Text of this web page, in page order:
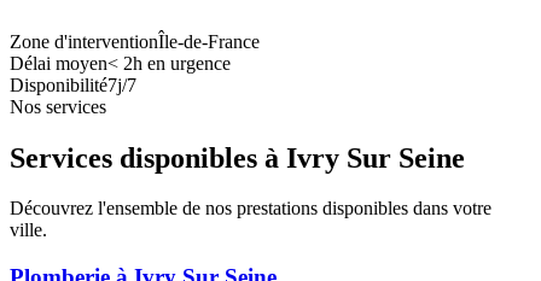
Zone d'interventionÎle-de-France
Délai moyen< 2h en urgence
Disponibilité7j/7
Nos services
Services disponibles à Ivry Sur Seine
Découvrez l'ensemble de nos prestations disponibles dans votre
ville.